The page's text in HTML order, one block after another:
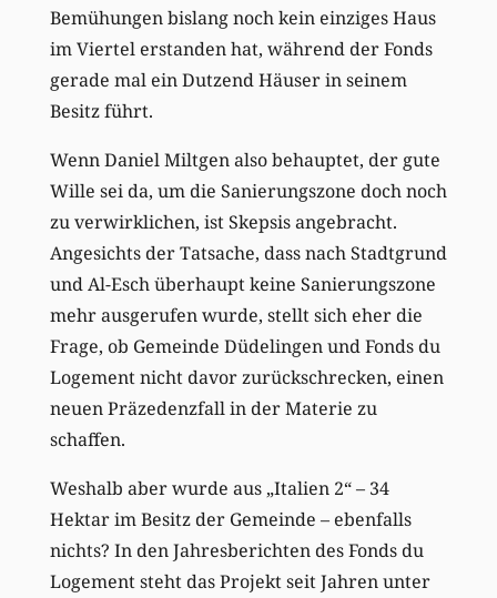
Bemühungen bislang noch kein einziges Haus
im Viertel erstanden hat, während der Fonds
gerade mal ein Dutzend Häuser in seinem
Besitz führt.
Wenn Daniel Miltgen also behauptet, der gute
Wille sei da, um die Sanierungszone doch noch
zu verwirklichen, ist Skepsis angebracht.
Angesichts der Tatsache, dass nach Stadtgrund
und Al-Esch überhaupt keine Sanierungszone
mehr ausgerufen wurde, stellt sich eher die
Frage, ob Gemeinde Düdelingen und Fonds du
Logement nicht davor zurückschrecken, einen
neuen Präzedenzfall in der Materie zu
schaffen.
Weshalb aber wurde aus „Italien 2“ – 34
Hektar im Besitz der Gemeinde – ebenfalls
nichts? In den Jahresberichten des Fonds du
Logement steht das Projekt seit Jahren unter